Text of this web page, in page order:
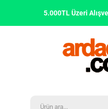
5.000TL Üzeri